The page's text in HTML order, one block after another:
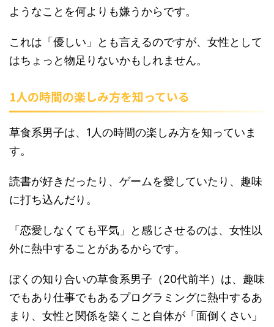
ようなことを何よりも嫌うからです。
これは「優しい」とも言えるのですが、女性として
はちょっと物足りないかもしれません。
1人の時間の楽しみ方を知っている
草食系男子は、1人の時間の楽しみ方を知っていま
す。
読書が好きだったり、ゲームを愛していたり、趣味
に打ち込んだり。
「恋愛しなくても平気」と感じさせるのは、女性以
外に熱中することがあるからです。
ぼくの知り合いの草食系男子（20代前半）は、趣味
でもあり仕事でもあるプログラミングに熱中するあ
まり、女性と関係を築くこと自体が「面倒くさい」